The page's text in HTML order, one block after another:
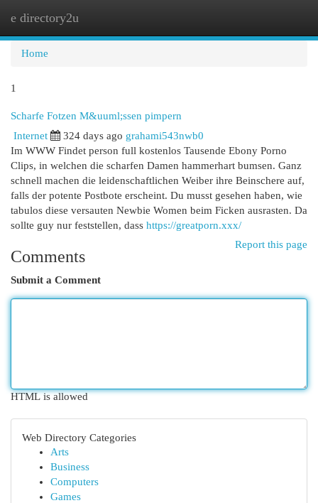
e directory2u
Home
1
Scharfe Fotzen M&uuml;ssen pimpern
Internet 324 days ago grahami543nwb0
Im WWW Findet person full kostenlos Tausende Ebony Porno
Clips, in welchen die scharfen Damen hammerhart bumsen. Ganz
schnell machen die leidenschaftlichen Weiber ihre Beinschere auf,
falls der potente Postbote erscheint. Du musst gesehen haben, wie
tabulos diese versauten Newbie Women beim Ficken ausrasten. Da
sollte guy nur feststellen, dass https://greatporn.xxx/
Report this page
Comments
Submit a Comment
HTML is allowed
Web Directory Categories
Arts
Business
Computers
Games